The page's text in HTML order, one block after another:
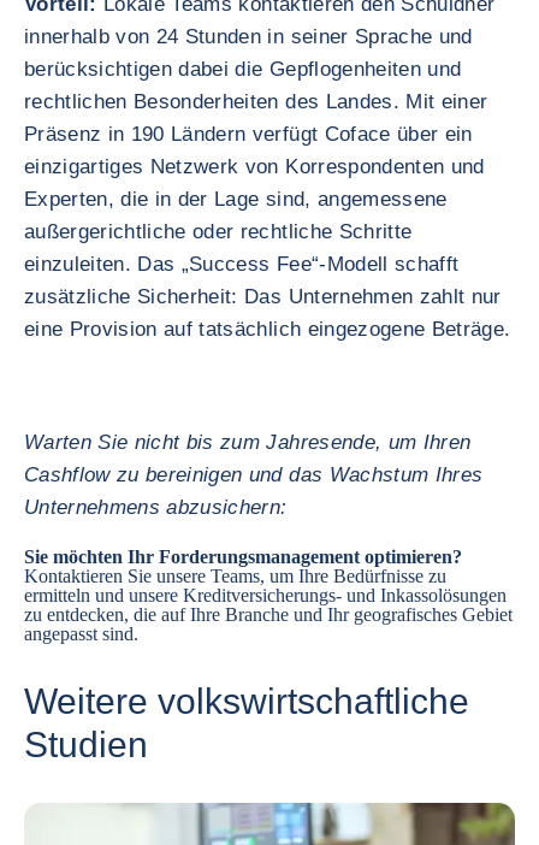
innerhalb von 24 Stunden in seiner Sprache und
berücksichtigen dabei die Gepflogenheiten und
rechtlichen Besonderheiten des Landes. Mit einer
Präsenz in 190 Ländern verfügt Coface über ein
einzigartiges Netzwerk von Korrespondenten und
Experten, die in der Lage sind, angemessene
außergerichtliche oder rechtliche Schritte
einzuleiten. Das „Success Fee“-Modell schafft
zusätzliche Sicherheit: Das Unternehmen zahlt nur
eine Provision auf tatsächlich eingezogene Beträge.
Warten Sie nicht bis zum Jahresende, um Ihren
Cashflow zu bereinigen und das Wachstum Ihres
Unternehmens abzusichern:
Sie möchten Ihr Forderungsmanagement optimieren?
Kontaktieren Sie unsere Teams, um Ihre Bedürfnisse zu
ermitteln und unsere Kreditversicherungs- und Inkassolösungen
zu entdecken, die auf Ihre Branche und Ihr geografisches Gebiet
angepasst sind.
Weitere volkswirtschaftliche
Studien